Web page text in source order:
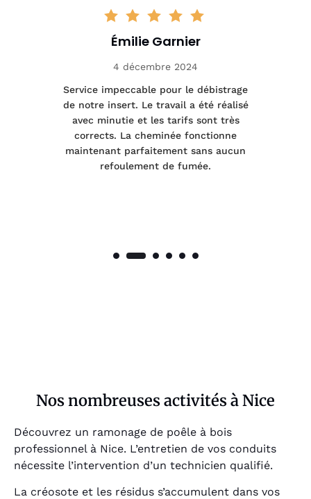
Émilie Garnier
4 décembre 2024
Service impeccable pour le débistrage
de notre insert. Le travail a été réalisé
avec minutie et les tarifs sont très
corrects. La cheminée fonctionne
maintenant parfaitement sans aucun
refoulement de fumée.
Nos nombreuses activités à Nice
Découvrez un ramonage de poêle à bois
professionnel à Nice. L’entretien de vos conduits
nécessite l’intervention d’un technicien qualifié.
La créosote et les résidus s’accumulent dans vos